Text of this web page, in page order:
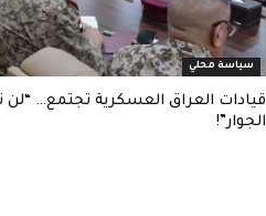
سياسة محلي
قيادات العراق العسكرية تجتمع…
الجوار”!